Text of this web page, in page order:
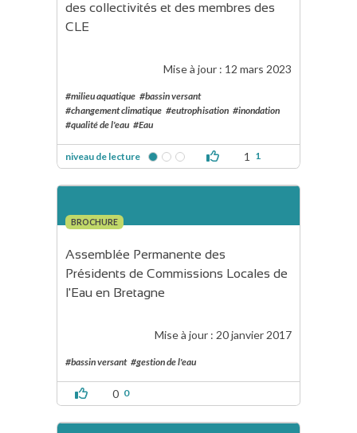
des collectivités et des membres des
CLE
Mise à jour : 12 mars 2023
#milieu aquatique #bassin versant
#changement climatique #eutrophisation #inondation
#qualité de l'eau #Eau
niveau de lecture 1 1
BROCHURE
Assemblée Permanente des
Présidents de Commissions Locales de
l'Eau en Bretagne
Mise à jour : 20 janvier 2017
#bassin versant #gestion de l'eau
0 0